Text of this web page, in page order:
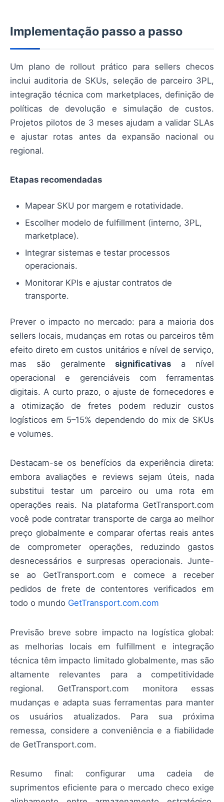
Implementação passo a passo
Um plano de rollout prático para sellers checos
inclui auditoria de SKUs, seleção de parceiro 3PL,
integração técnica com marketplaces, definição de
políticas de devolução e simulação de custos.
Projetos pilotos de 3 meses ajudam a validar SLAs
e ajustar rotas antes da expansão nacional ou
regional.
Etapas recomendadas
Mapear SKU por margem e rotatividade.
Escolher modelo de fulfillment (interno, 3PL,
marketplace).
Integrar sistemas e testar processos
operacionais.
Monitorar KPIs e ajustar contratos de
transporte.
Prever o impacto no mercado: para a maioria dos
sellers locais, mudanças em rotas ou parceiros têm
efeito direto em custos unitários e nível de serviço,
mas são geralmentesignificativas a nível
operacional e gerenciáveis com ferramentas
digitais. A curto prazo, o ajuste de fornecedores e
a otimização de fretes podem reduzir custos
logísticos em 5–15% dependendo do mix de SKUs
e volumes.
Destacam-se os benefícios da experiência direta:
embora avaliações e reviews sejam úteis, nada
substitui testar um parceiro ou uma rota em
operações reais. Na plataforma GetTransport.com
você pode contratar transporte de carga ao melhor
preço globalmente e comparar ofertas reais antes
de comprometer operações, reduzindo gastos
desnecessários e surpresas operacionais. Junte-
se ao GetTransport.com e comece a receber
pedidos de frete de contentores verificados em
todo o mundo GetTransport.com.com
Previsão breve sobre impacto na logística global:
as melhorias locais em fulfillment e integração
técnica têm impacto limitado globalmente, mas são
altamente relevantes para a competitividade
regional. GetTransport.com monitora essas
mudanças e adapta suas ferramentas para manter
os usuários atualizados. Para sua próxima
remessa, considere a conveniência e a fiabilidade
de GetTransport.com.
Resumo final: configurar uma cadeia de
suprimentos eficiente para o mercado checo exige